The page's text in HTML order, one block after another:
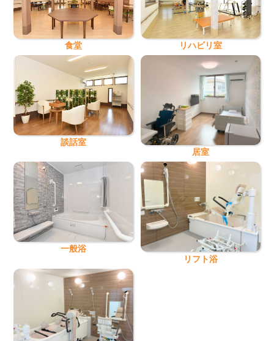
食堂 リハビリ室
談話室
居室
一般浴
リフト浴